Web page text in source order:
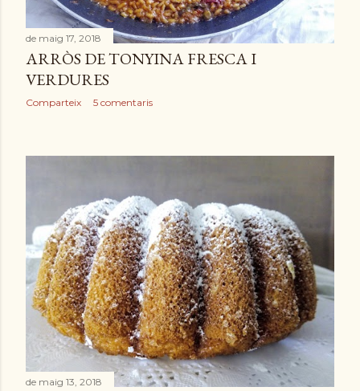
de maig 17, 2018
ARRÒS DE TONYINA FRESCA I
VERDURES
Comparteix 5 comentaris
de maig 13, 2018